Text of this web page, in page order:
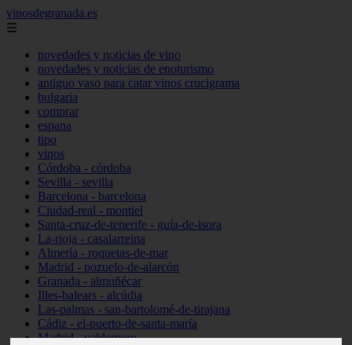
vinosdegranada.es
☰
novedades y noticias de vino
novedades y noticias de enoturismo
antiguo vaso para catar vinos crucigrama
bulgaria
comprar
espana
tipo
vinos
Córdoba - córdoba
Sevilla - sevilla
Barcelona - barcelona
Ciudad-real - montiel
Santa-cruz-de-tenerife - guía-de-isora
La-rioja - casalarreina
Almería - roquetas-de-mar
Madrid - pozuelo-de-alarcón
Granada - almuñécar
Illes-balears - alcúdia
Las-palmas - san-bartolomé-de-tirajana
Cádiz - el-puerto-de-santa-maría
Madrid - valdemoro